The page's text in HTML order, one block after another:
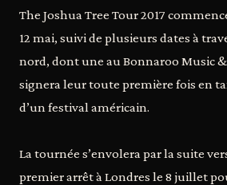
The Joshua Tree Tour 2017
12 mai, suivi de plusieurs dates à
nord, dont une au Bonnaroo Music
signera leur toute première fois en
d’un festival américain.
La tournée s’envolera par la suite
premier arrêt à Londres le 8 juillet